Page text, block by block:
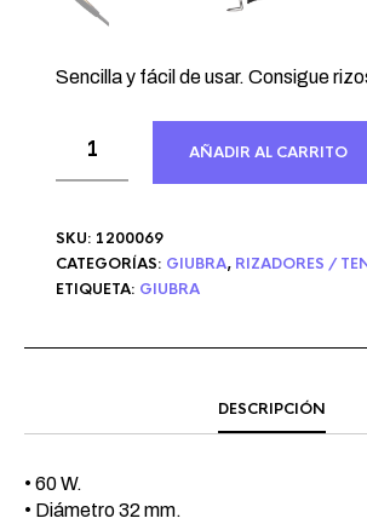
Sencilla y fácil de usar. Consigue
AÑADIR AL CARRITO
SKU: 1200069
CATEGORÍAS: GIUBRA, RIZADORES /
ETIQUETA: GIUBRA
DESCRIPCIÓN
• 60 W.
• Diámetro 32 mm.